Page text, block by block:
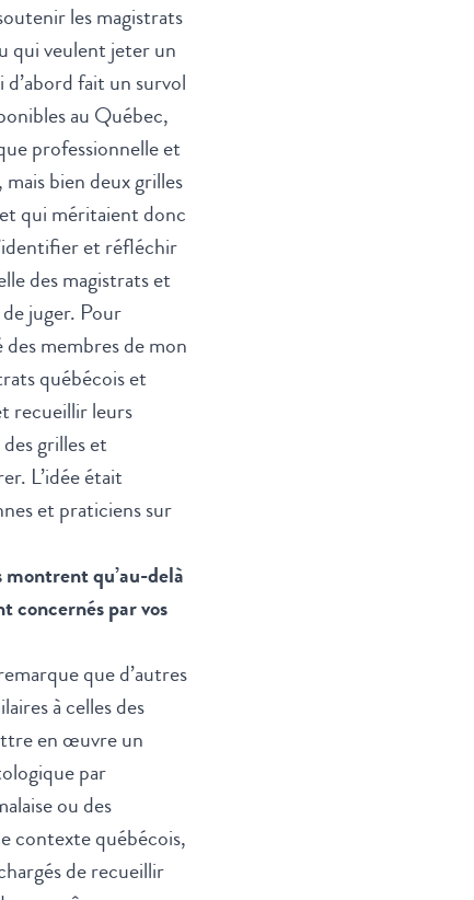
les magistrats
qui veulent jeter un
fait un survol
au Québec,
professionnelle et
bien deux grilles
qui méritaient donc
et réfléchir
des magistrats et
juger. Pour
membres de mon
québécois et
recueillir leurs
grilles et
L’idée était
et praticiens sur
qu’au-delà
concernés par vos
que d’autres
à celles des
en œuvre un
par
ou des
contexte québécois,
de recueillir